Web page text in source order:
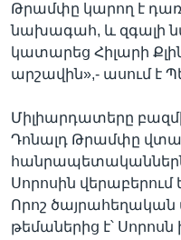
Թրամփը կարող է
նախագահ, և զգալի
կատարեց Հիլարի
արշավին»,- ասում է
Միլիարդատերը
Դոնալդ Թրամփը
Սորոսին վերաբերում
Որոշ
թեմաներից է՝